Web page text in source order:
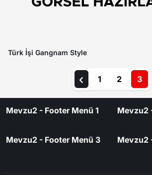
Türk İşi Gangnam Style
1 2 3
Mevzu2 - Footer Menü 1 Mevzu2
Mevzu2 - Footer Menü 3 Mevzu2